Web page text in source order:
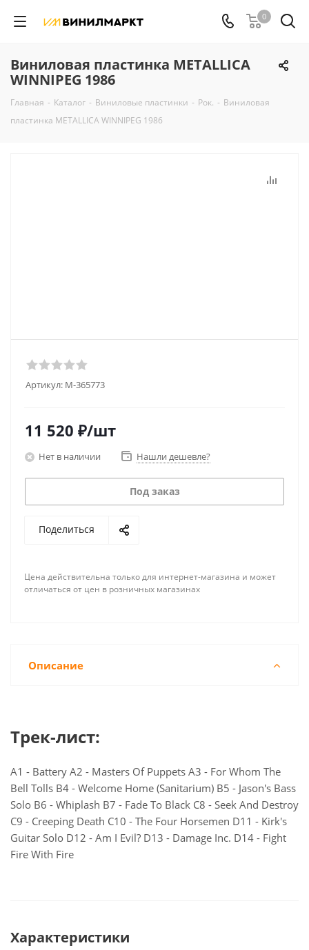
0
Виниловая пластинка METALLICA
WINNIPEG 1986
Главная - Каталог - Виниловые пластинки - Рок. - Виниловая
пластинка METALLICA WINNIPEG 1986
Артикул: M-365773
11 520 ₽/шт
Нет в наличии Нашли дешевле?
Под заказ
Поделиться
Цена действительна только для интернет-магазина и может
отличаться от цен в розничных магазинах
Описание
Трек-лист:
A1 - Battery A2 - Masters Of Puppets A3 - For Whom The
Bell Tolls B4 - Welcome Home (Sanitarium) B5 - Jason's Bass
Solo B6 - Whiplash B7 - Fade To Black C8 - Seek And Destroy
C9 - Creeping Death C10 - The Four Horsemen D11 - Kirk's
Guitar Solo D12 - Am I Evil? D13 - Damage Inc. D14 - Fight
Fire With Fire
Характеристики